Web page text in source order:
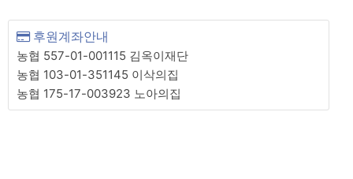
후원계좌안내
농협 557-01-001115 김옥이재단
농협 103-01-351145 이삭의집
농협 175-17-003923 노아의집